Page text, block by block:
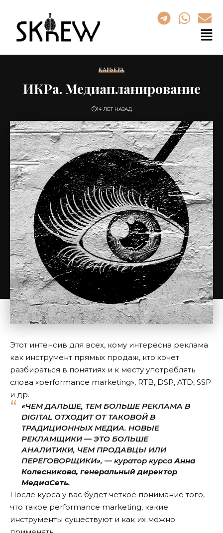
КАРЬЕРА
ИКРа. Медиапланирование
14 ЛЕТ НАЗАД
Этот интенсив для всех, кому интересна реклама
как инструмент прямых продаж, кто хочет
разбираться в понятиях и к месту употреблять
слова «performance marketing», RTB, DSP, ATD, SSP
и др.
«ЧЕМ ДАЛЬШЕ, ТЕМ БОЛЬШЕ РЕКЛАМА В
DIGITAL ОТХОДИТ ОТ ТАКОВОЙ В
ТРАДИЦИОННЫХ МЕДИА. НОВЫЕ
РЕКЛАМЩИКИ — ЭТО БОЛЬШЕ
АНАЛИТИКИ, ЧЕМ ПРОДАВЦЫ ИЛИ
ПЕРЕГОВОРЩИКИ», — куратор курса Анна
Колесникова, генеральный директор
МедиаСеть.
После курса у вас будет четкое понимание того,
что такое performance marketing, какие
инструменты существуют и как их можно